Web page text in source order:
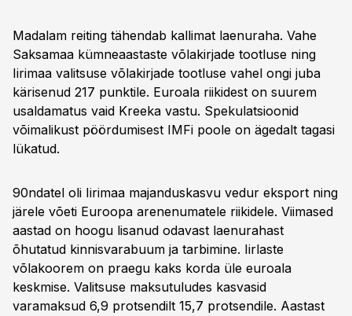
Madalam reiting tähendab kallimat laenuraha. Vahe
Saksamaa kümneaastaste võlakirjade tootluse ning
Iirimaa valitsuse võlakirjade tootluse vahel ongi juba
kärisenud 217 punktile. Euroala riikidest on suurem
usaldamatus vaid Kreeka vastu. Spekulatsioonid
võimalikust pöördumisest IMFi poole on ägedalt tagasi
lükatud.
90ndatel oli Iirimaa majanduskasvu vedur eksport ning
järele võeti Euroopa arenenumatele riikidele. Viimased
aastad on hoogu lisanud odavast laenurahast
õhutatud kinnisvarabuum ja tarbimine. Iirlaste
võlakoorem on praegu kaks korda üle euroala
keskmise. Valitsuse maksutuludes kasvasid
varamaksud 6,9 protsendilt 15,7 protsendile. Aastast